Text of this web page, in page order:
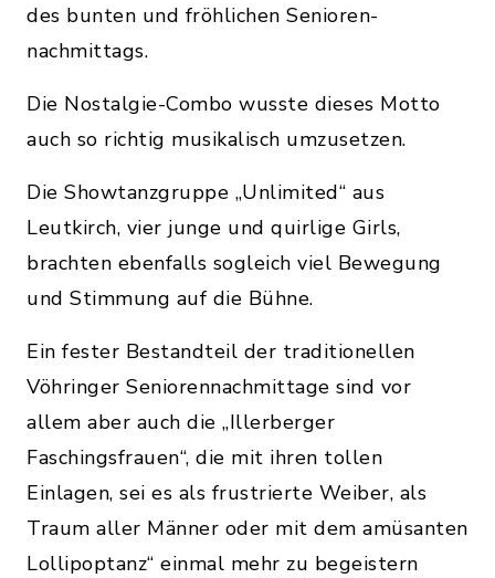
des bunten und fröhlichen Senioren-
nachmittags.
Die Nostalgie-Combo wusste dieses Motto
auch so richtig musikalisch umzusetzen.
Die Showtanzgruppe „Unlimited“ aus
Leutkirch, vier junge und quirlige Girls,
brachten ebenfalls sogleich viel Bewegung
und Stimmung auf die Bühne.
Ein fester Bestandteil der traditionellen
Vöhringer Seniorennachmittage sind vor
allem aber auch die „Illerberger
Faschingsfrauen“, die mit ihren tollen
Einlagen, sei es als frustrierte Weiber, als
Traum aller Männer oder mit dem amüsanten
Lollipoptanz“ einmal mehr zu begeistern